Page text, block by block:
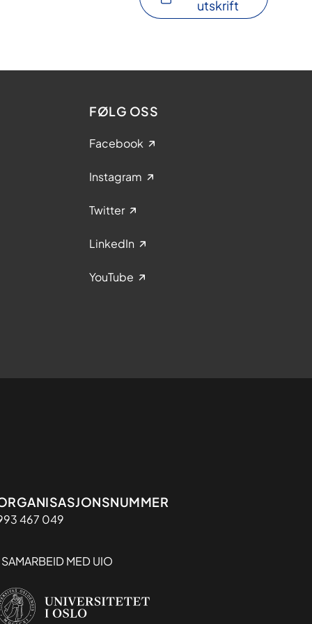
utskrift
FØLG OSS
Facebook
Instagram
Twitter
LinkedIn
YouTube
467 049
MED UIO